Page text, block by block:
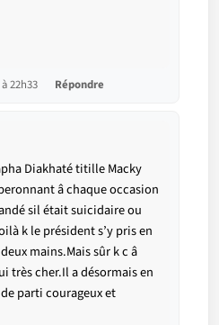
22h33 Répondre
Diakhaté titille Macky
â chaque occasion
sil était suicidaire ou
k le président s’y pris en
mains.Mais sûr k c â
très cher.Il a désormais en
parti courageux et